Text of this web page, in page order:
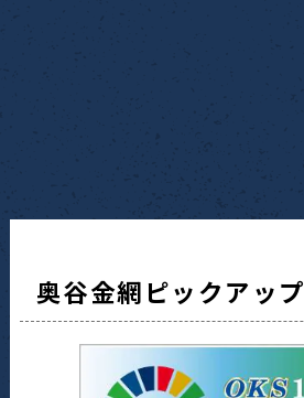
奥谷金網ピックアップ